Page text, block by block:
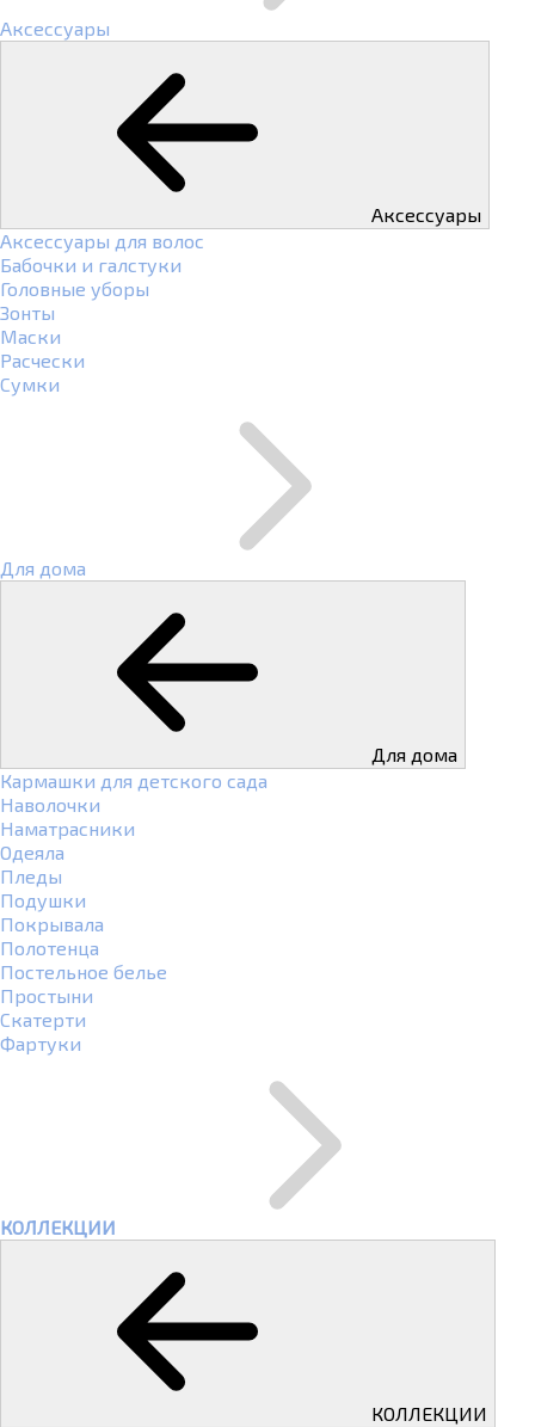
Аксессуары
Аксессуары
Аксессуары для волос
Бабочки и галстуки
Головные уборы
Зонты
Маски
Расчески
Сумки
Для дома
Для дома
Кармашки для детского сада
Наволочки
Наматрасники
Одеяла
Пледы
Подушки
Покрывала
Полотенца
Постельное белье
Простыни
Скатерти
Фартуки
КОЛЛЕКЦИИ
КОЛЛЕКЦИИ